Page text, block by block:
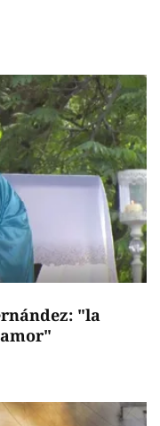
"la